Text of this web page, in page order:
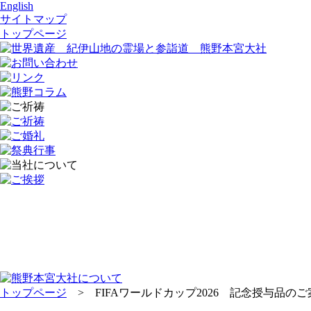
English
サイトマップ
トップページ
トップページ > FIFAワールドカップ2026 記念授与品のご